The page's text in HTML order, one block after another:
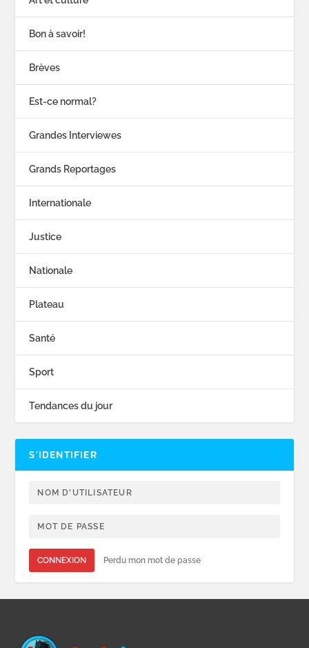
Bon à savoir!
Brèves
Est-ce normal?
Grandes Interviewes
Grands Reportages
Internationale
Justice
Nationale
Plateau
Santé
Sport
Tendances du jour
S’IDENTIFIER
CONNEXION Perdu mon mot de passe